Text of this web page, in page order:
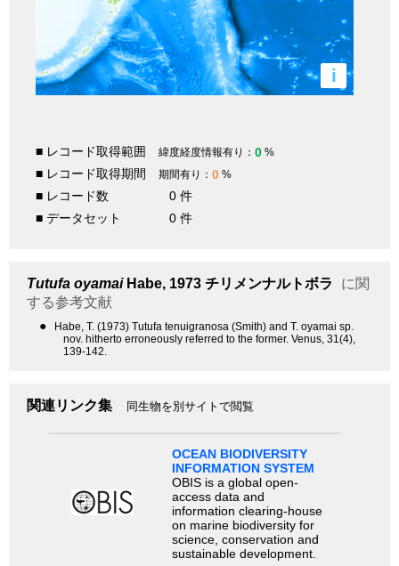
i
■ レコード取得範囲 緯度経度情報有り： 0 %
■ レコード取得期間 期間有り： 0 %
■ レコード数
0 件
■ データセット
0 件
Tutufa oyamaiHabe, 1973 チリメンナルトボラ
に関
する参考文献
●
Habe, T. (1973) Tutufa tenuigranosa (Smith) and T. oyamai sp.
nov. hitherto erroneously referred to the former. Venus, 31(4),
139-142.
関連リンク集 同生物を別サイトで閲覧
OCEAN BIODIVERSITY
INFORMATION SYSTEM
OBIS is a global open-
access data and
information clearing-house
on marine biodiversity for
science, conservation and
sustainable development.